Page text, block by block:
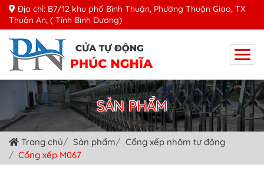
Địa chỉ: B7/12 khu phố Bình Thuận, Phường Thuận Giao, TX
Thuận An, ( Tỉnh Bình Dương)
SẢN PHẨM
Trang chủ Sản phẩm
Cổng xếp nhôm tự động
Cổng xếp M067